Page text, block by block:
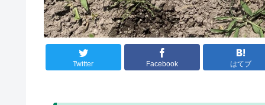
Twitter Facebook はてブ